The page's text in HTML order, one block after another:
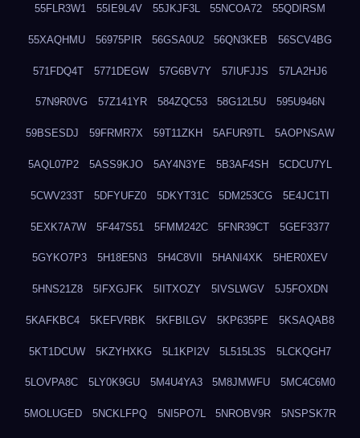
55FLR3W1 55IE9L4V 55JKJF3L 55NCOA72 55QDIRSM
55XAQHMU 56975PIR 56GSA0U2 56QN3KEB 56SCV4BG
571FDQ4T 5771DEGW 57G6BV7Y 57IUFJJS 57LA2HJ6
57N9R0VG 57Z141YR 584ZQC53 58G12L5U 595U946N
59BSESDJ 59FRMR7X 59T11ZKH 5AFUR9TL 5AOPNSAW
5AQL07P2 5ASS9KJO 5AY4N3YE 5B3AF4SH 5CDCU7YL
5CWV233T 5DFYUFZ0 5DKYT31C 5DM253CG 5E4JC1TI
5EXK7A7W 5F447S51 5FMM242C 5FNR39CT 5GEF3377
5GYKO7P3 5H18E5N3 5H4C8VII 5HANI4XK 5HER0XEV
5HNS21Z8 5IFXGJFK 5IITXOZY 5IVSLWGV 5J5FOXDN
5KAFKBC4 5KEFVRBK 5KFBILGV 5KP635PE 5KSAQAB8
5KT1DCUW 5KZYHXKG 5L1KPI2V 5L515L3S 5LCKQGH7
5LOVPA8C 5LY0K9GU 5M4U4YA3 5M8JMWFU 5MC4C6M0
5MOLUGED 5NCKLFPQ 5NI5PO7L 5NROBV9R 5NSPSK7R